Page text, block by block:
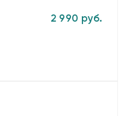
2 990 руб.